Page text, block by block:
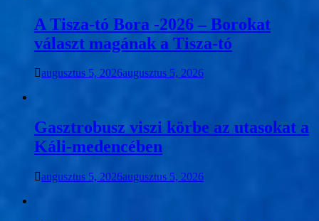
A Tisza-tó Bora -2026 – Borokat
választ magának a Tisza-tó
augusztus 5, 2026augusztus 5, 2026
Gasztrobusz viszi körbe az utasokat a
Káli-medencében
augusztus 5, 2026augusztus 5, 2026